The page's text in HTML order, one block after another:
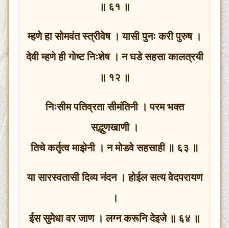
॥ ६१ ॥
म्हणे हा सोमवंत स्त्रीवेष । यासी पुनः करी पुरुष ।
देवी म्हणे ही गोष्ट निःशेष । न घडे सहसा कालत्रयी
॥ १२ ॥
निःसीम पतिव्रता सीमंतिनी । परम भक्त
सद्भुणखाणी ।
तिचे कर्तृत्व माझेनी । न मोडवे सहसाही ॥ ६३ ॥
या सारस्वतासी दिव्य नंदन । होईल सत्य वेदपरायण
।
ईस सुमेधा वर जाण । लग्न करूनि देइजे ॥ ६४ ॥